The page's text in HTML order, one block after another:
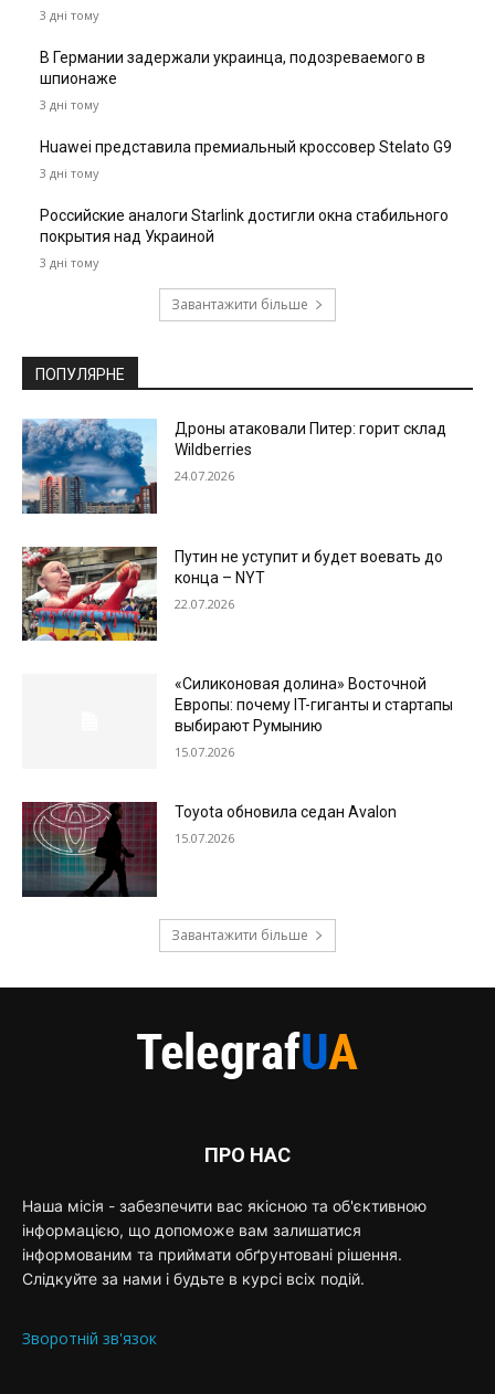
3 дні тому
В Германии задержали украинца, подозреваемого в
шпионаже
3 дні тому
Huawei представила премиальный кроссовер Stelato G9
3 дні тому
Российские аналоги Starlink достигли окна стабильного
покрытия над Украиной
3 дні тому
Завантажити більше
ПОПУЛЯРНЕ
Дроны атаковали Питер: горит склад
Wildberries
24.07.2026
Путин не уступит и будет воевать до
конца – NYT
22.07.2026
«Силиконовая долина» Восточной
Европы: почему IT-гиганты и стартапы
выбирают Румынию
15.07.2026
Toyota обновила седан Avalon
15.07.2026
Завантажити більше
ПРО НАС
Наша місія - забезпечити вас якісною та об'єктивною
інформацією, що допоможе вам залишатися
інформованим та приймати обґрунтовані рішення.
Слідкуйте за нами і будьте в курсі всіх подій.
Зворотній зв'язок